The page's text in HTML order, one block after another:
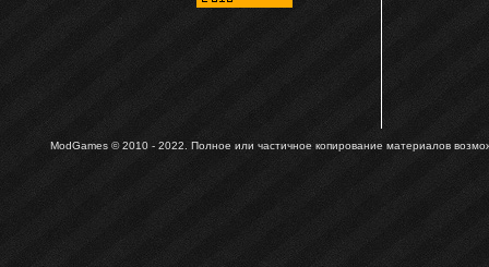
ModGames © 2010 - 2022. Полное или частичное копирование материалов